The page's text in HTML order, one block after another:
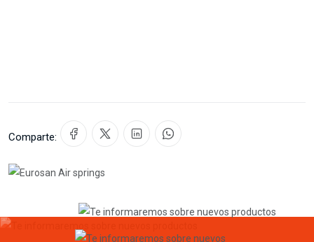
Comparte: